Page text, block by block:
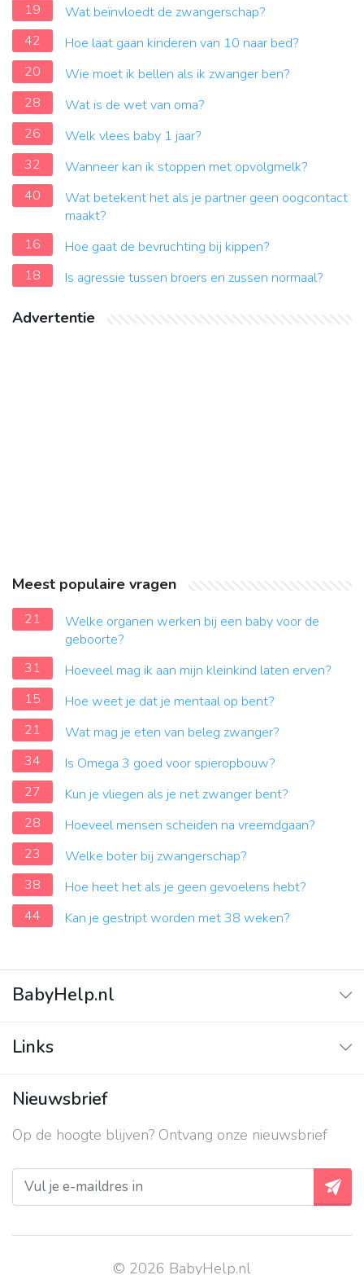
19
Wat beïnvloedt de zwangerschap?
42
Hoe laat gaan kinderen van 10 naar bed?
20
Wie moet ik bellen als ik zwanger ben?
28
Wat is de wet van oma?
26
Welk vlees baby 1 jaar?
32
Wanneer kan ik stoppen met opvolgmelk?
40
Wat betekent het als je partner geen oogcontact
maakt?
16
Hoe gaat de bevruchting bij kippen?
18
Is agressie tussen broers en zussen normaal?
Advertentie
Meest populaire vragen
21
Welke organen werken bij een baby voor de
geboorte?
31
Hoeveel mag ik aan mijn kleinkind laten erven?
15
Hoe weet je dat je mentaal op bent?
21
Wat mag je eten van beleg zwanger?
34
Is Omega 3 goed voor spieropbouw?
27
Kun je vliegen als je net zwanger bent?
28
Hoeveel mensen scheiden na vreemdgaan?
23
Welke boter bij zwangerschap?
38
Hoe heet het als je geen gevoelens hebt?
44
Kan je gestript worden met 38 weken?
BabyHelp.nl
Vraag & Antwoord
Links
Contact
Over ons
Privacy beleid
Nieuwsbrief
Op de hoogte blijven? Ontvang onze nieuwsbrief
© 2026 BabyHelp.nl